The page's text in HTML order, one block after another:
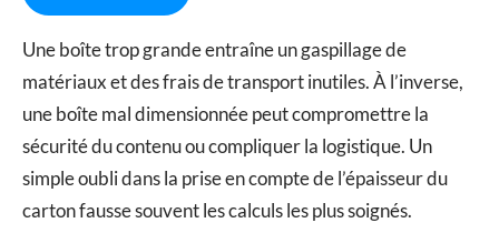
Une boîte trop grande entraîne un gaspillage de
matériaux et des frais de transport inutiles. À l’inverse,
une boîte mal dimensionnée peut compromettre la
sécurité du contenu ou compliquer la logistique. Un
simple oubli dans la prise en compte de l’épaisseur du
carton fausse souvent les calculs les plus soignés.